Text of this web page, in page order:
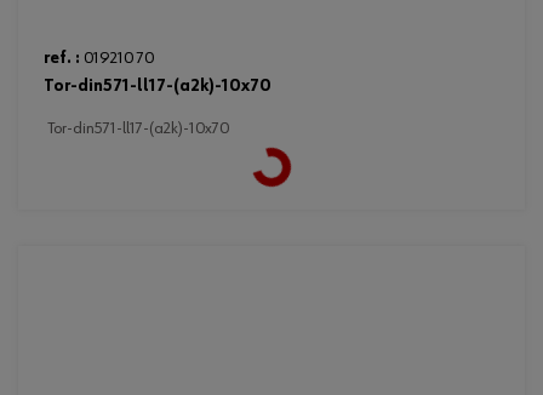
ref. : 019210 70
tor-din571-ll17-(a2k)-10x70
tor-din571-ll17-(a2k)-10x70 Loading...